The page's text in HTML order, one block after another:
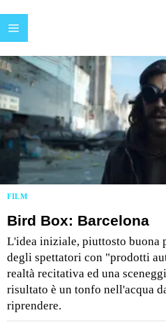
FILM
Bird Box: Barcelona
L'idea iniziale, piuttosto buona
degli spettatori con "prodotti
realtà recitativa ed una
risultato è un tonfo nell'acqua
riprendere.